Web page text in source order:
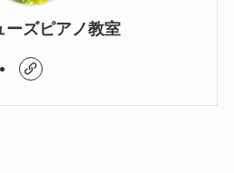
ーズピアノ教室